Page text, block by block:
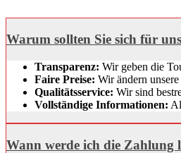
Warum sollten Sie sich für
Transparenz: Wir geben die
Faire Preise: Wir ändern
Qualitätsservice: Wir sind
Vollständige Informationen:
Wann werde ich die Zahlung